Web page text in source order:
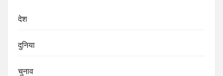
देश
दुनिया
चुनाव